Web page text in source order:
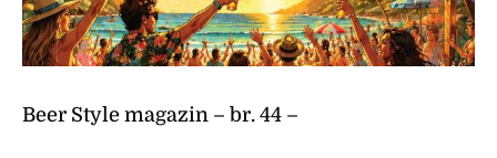
Beer Style magazin – br. 44 –